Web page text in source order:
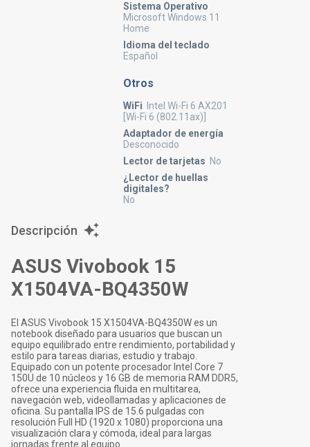
Sistema Operativo
Microsoft Windows 11
Home
Idioma del teclado
Español
Otros
WiFi
Intel Wi-Fi 6 AX201
[Wi-Fi 6 (802.11ax)]
Adaptador de energía
Desconocido
Lector de tarjetas No
¿Lector de huellas
digitales?
No
Descripción
ASUS Vivobook 15
X1504VA-BQ4350W
El ASUS Vivobook 15 X1504VA-BQ4350W es un
notebook diseñado para usuarios que buscan un
equipo equilibrado entre rendimiento, portabilidad y
estilo para tareas diarias, estudio y trabajo.
Equipado con un potente procesador Intel Core 7
150U de 10 núcleos y 16 GB de memoria RAM DDR5,
ofrece una experiencia fluida en multitarea,
navegación web, videollamadas y aplicaciones de
oficina. Su pantalla IPS de 15.6 pulgadas con
resolución Full HD (1920 x 1080) proporciona una
visualización clara y cómoda, ideal para largas
jornadas frente al equipo.